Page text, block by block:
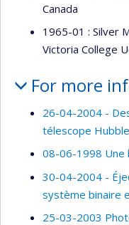
Canada
1965-01 : Silver
Victoria College
For more
26-04-2004 -
télescope
08-06-1998 Une
30-04-2004 -
système binaire
25-03-2003